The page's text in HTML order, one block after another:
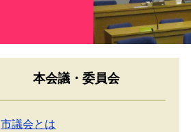
本会議・委員会
市議会とは